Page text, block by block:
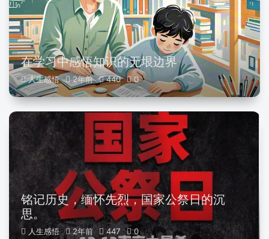
在学习中感悟知识的无垠边界
人生感悟 2年前 440 0
铭记历史，缅怀先烈，国家公祭日的沉
思。
人生感悟 2年前 447 0